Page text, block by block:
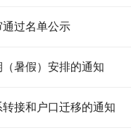
过名单公示
暑假）安排的通知
接和户口迁移的通知